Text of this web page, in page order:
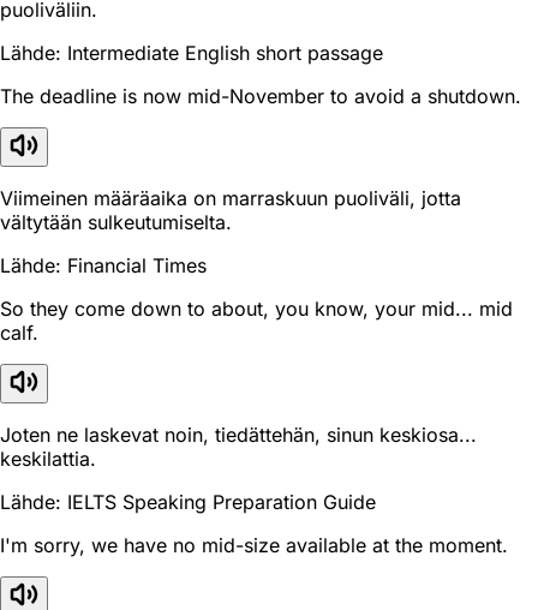
puoliväliin.
Lähde: Intermediate English short passage
The deadline is now mid-November to avoid a shutdown.
Viimeinen määräaika on marraskuun puoliväli, jotta
vältytään sulkeutumiselta.
Lähde: Financial Times
So they come down to about, you know, your mid... mid
calf.
Joten ne laskevat noin, tiedättehän, sinun keskiosa...
keskilattia.
Lähde: IELTS Speaking Preparation Guide
I'm sorry, we have no mid-size available at the moment.